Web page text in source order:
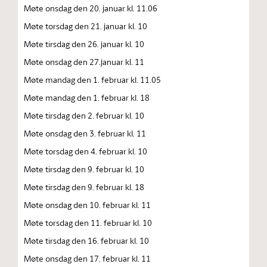
Møte onsdag den 20. januar kl. 11.06
Møte torsdag den 21. januar kl. 10
Møte tirsdag den 26. januar kl. 10
Møte onsdag den 27.januar kl. 11
Møte mandag den 1. februar kl. 11.05
Møte mandag den 1. februar kl. 18
Møte tirsdag den 2. februar kl. 10
Møte onsdag den 3. februar kl. 11
Møte torsdag den 4. februar kl. 10
Møte tirsdag den 9. februar kl. 10
Møte tirsdag den 9. februar kl. 18
Møte onsdag den 10. februar kl. 11
Møte torsdag den 11. februar kl. 10
Møte tirsdag den 16. februar kl. 10
Møte onsdag den 17. februar kl. 11